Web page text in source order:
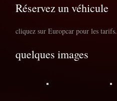
Réservez un véhicule
cliquez sur Europcar pour les tarifs.
quelques images